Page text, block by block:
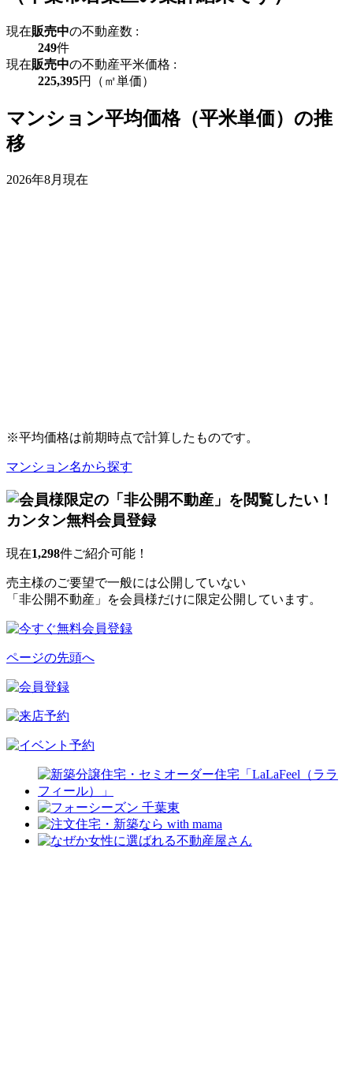
現在販売中の不動産数 :
249件
現在販売中の不動産平米価格 :
225,395円（㎡単価）
マンション平均価格（平米単価）の推
移
2026年8月現在
※平均価格は前期時点で計算したものです。
マンション名から探す
現在1,298件ご紹介可能！
売主様のご要望で一般には公開していない
「非公開不動産」を会員様だけに限定公開しています。
ページの先頭へ